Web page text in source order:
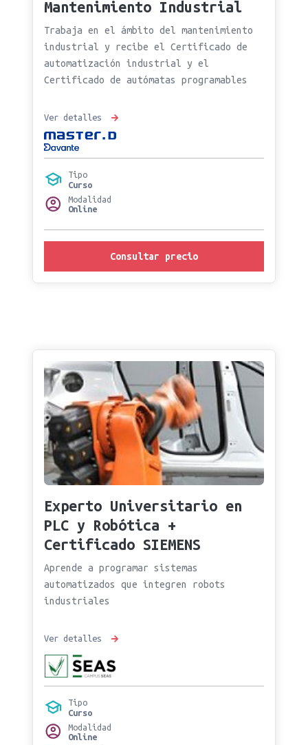
Mantenimiento Industrial
Trabaja en el ámbito del mantenimiento
industrial y recibe el Certificado de
automatización industrial y el
Certificado de autómatas programables
Ver detalles
Tipo
Curso
Modalidad
Online
Consultar precio
Experto Universitario en
PLC y Robótica +
Certificado SIEMENS
Aprende a programar sistemas
automatizados que integren robots
industriales
Ver detalles
Tipo
Curso
Modalidad
Online